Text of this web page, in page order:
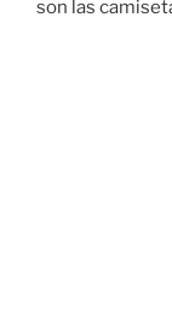
son las